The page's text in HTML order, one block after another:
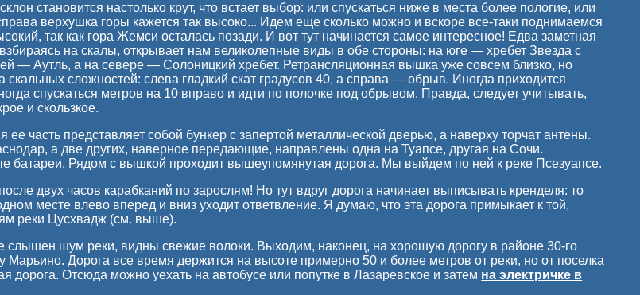
становится настолько крут, что встает выбор: или спускаться ниже в места более пологие, или
верхушка горы кажется так высоко... Идем еще сколько можно и вскоре все-таки поднимаемся
так как гора Жемси осталась позади. И вот тут начинается самое интересное! Едва заметная
на скалы, открывает нам великолепные виды в обе стороны: на юге — хребет Звезда с
— Аутль, а на севере — Солоницкий хребет. Ретрансляционная вышка уже совсем близко, но
сложностей: слева гладкий скат градусов 40, а справа — обрыв. Иногда приходится
спускаться метров на 10 вправо и идти по полочке под обрывом. Правда, следует учитывать,
и скользкое.
часть представляет собой бункер с запертой металлической дверью, а наверху торчат антены.
а две других, наверное передающие, направлены одна на Туапсе, другая на Сочи.
батареи. Рядом с вышкой проходит вышеупомянутая дорога. Мы выйдем по ней к реке Псезуапсе.
двух часов карабканий по зарослям! Но тут вдруг дорога начинает выписывать кренделя: то
месте влево вперед и вниз уходит ответвление. Я думаю, что эта дорога примыкает к той,
реки Цусхвадж (см. выше).
слышен шум реки, видны свежие волоки. Выходим, наконец, на хорошую дорогу в районе 30-го
Марьино. Дорога все время держится на высоте примерно 50 и более метров от реки, но от поселка
дорога. Отсюда можно уехать на автобусе или попутке в Лазаревское и затем на электричке в